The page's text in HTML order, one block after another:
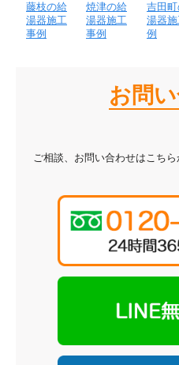
藤枝の給
湯器施工
事例
焼津の給
湯器施工
事例
吉田
湯器
例
お問
ご相談、お問い合わせはこち